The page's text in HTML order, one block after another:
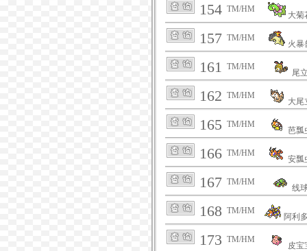
154 TM/HM
大菊
157 TM/HM
火暴
161 TM/HM
尾
162 TM/HM
大尾
165 TM/HM
芭瓢
166 TM/HM
安瓢
167 TM/HM
线
168 TM/HM
阿利
173 TM/HM
皮宝